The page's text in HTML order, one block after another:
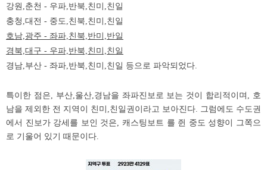
강원,춘천 - 우파,반북,친미,친일
충청,대전 - 중도,친북,친미,친일
호남,광주 - 좌파,친북,반미,반일
경북,대구 - 우파,반북,친미,친일
경남,부산 - 좌파,반북,친미,친일 등으로 파악되었다.
특이한 점은, 부산,울산,경남을 좌파진보로 보는 것이 합리적이며, 호
남을 제외한 전 지역이 친미,친일권이라고 보아진다. 그럼에도 수도권
에서 진보가 강세를 보인 것은, 캐스팅보트 를 쥔 중도 성향이 그쪽으
로 기울어 있기 때문이다.